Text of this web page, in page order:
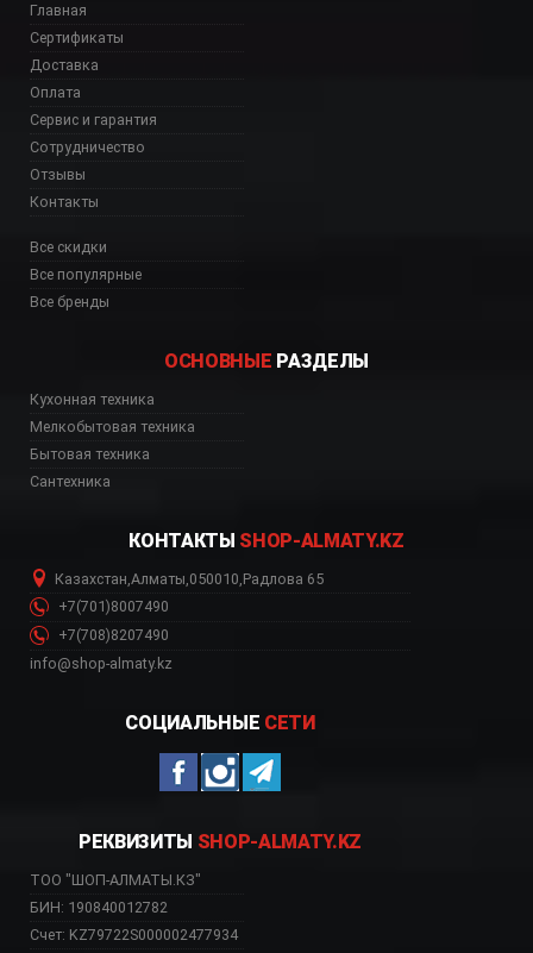
CT-
Главная
Сертификаты
Доставка
Оплата
Сервис и гарантия
Сотрудничество
Отзывы
Контакты
Все скидки
Все популярные
Все бренды
ОСНОВНЫЕ РАЗДЕЛЫ
Кухонная техника
Мелкобытовая техника
Бытовая техника
Сантехника
КОНТАКТЫ SHOP-ALMATY.KZ
Казахстан Алматы 050010 Радлова 65
+7(701)8007490
+7(708)8207490
info@shop-almaty.kz
СОЦИАЛЬНЫЕ СЕТИ
РЕКВИЗИТЫ SHOP-ALMATY.KZ
ТОО "ШОП-АЛМАТЫ.КЗ"
БИН: 190840012782
Счет: KZ79722S000002477934